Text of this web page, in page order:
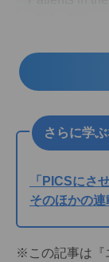
さらに学
「PICSにさ
そのほかの
※この記事は『